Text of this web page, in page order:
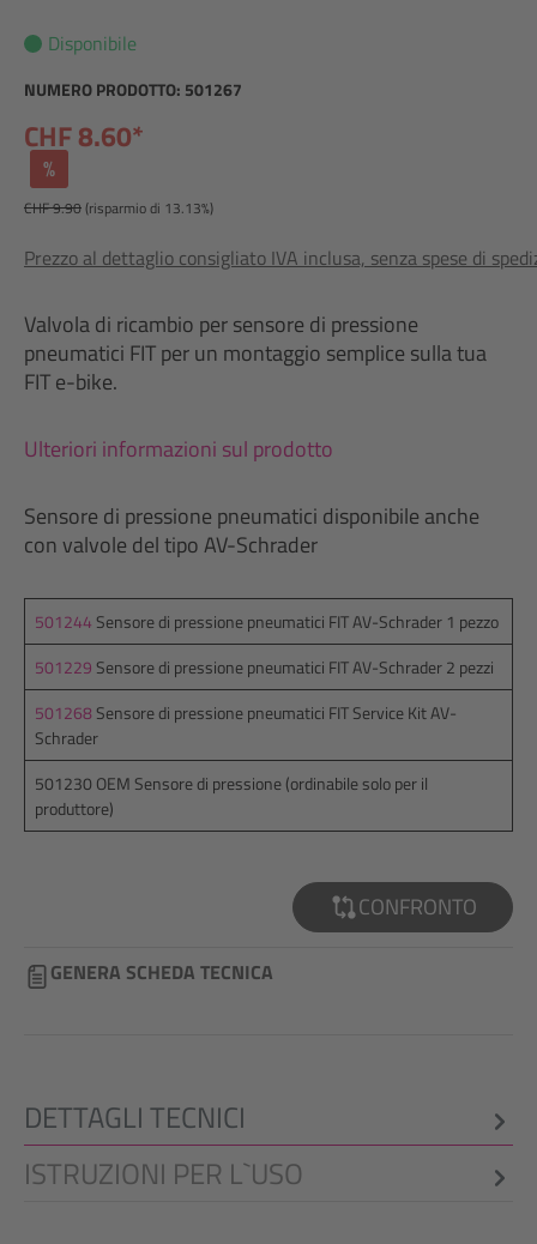
Disponibile
NUMERO PRODOTTO: 501267
CHF 8.60*
%
CHF 9.90(risparmio di 13.13%)
Prezzo al dettaglio consigliato IVA inclusa, senza spese di
Valvola di ricambio per sensore di pressione
pneumatici FIT per un montaggio semplice sulla tua
FIT e-bike.
Ulteriori informazioni sul prodotto
Sensore di pressione pneumatici disponibile anche
con valvole del tipo AV-Schrader
501244 Sensore di pressione pneumatici FIT AV-Schrader 1 pezzo
501229 Sensore di pressione pneumatici FIT AV-Schrader 2 pezzi
501268Sensore di pressione pneumatici FIT Service Kit AV-
Schrader
501230 OEM Sensore di pressione (ordinabile solo per il
produttore)
CONFRONTO
GENERA SCHEDA TECNICA
DETTAGLI TECNICI
ISTRUZIONI PER L`USO